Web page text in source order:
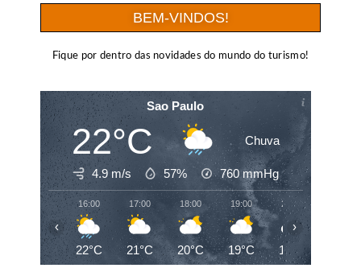
BEM-VINDOS!
Fique por dentro das novidades do mundo do turismo!
Sao Paulo
22°C Chuva
4.9 m/s 57% 760mmHg
16:00
22°C
17:00
21°C
18:00
20°C
19:00
19°C
20:00
19°C
‹ ›